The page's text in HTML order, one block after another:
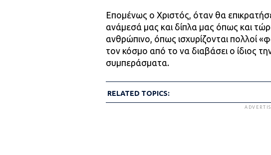
Επομένως ο Χριστός, όταν θα
ανάμεσά μας και δίπλα μας όπως και
ανθρώπινο, όπως ισχυρίζονται πολλοί
τον κόσμο από το να διαβάσει ο ίδιος
συμπεράσματα.
RELATED TOPICS: